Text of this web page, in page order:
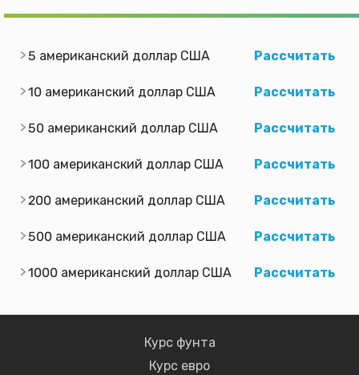
5 американский доллар США Рассчитать
10 американский доллар США Рассчитать
50 американский доллар США Рассчитать
100 американский доллар США Рассчитать
200 американский доллар США Рассчитать
500 американский доллар США Рассчитать
1000 американский доллар США Рассчитать
Курс фунта
Курс евро